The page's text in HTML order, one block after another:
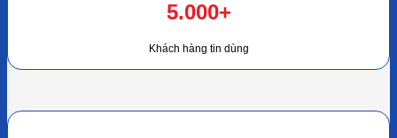
5.000+
Khách hàng tin dùng